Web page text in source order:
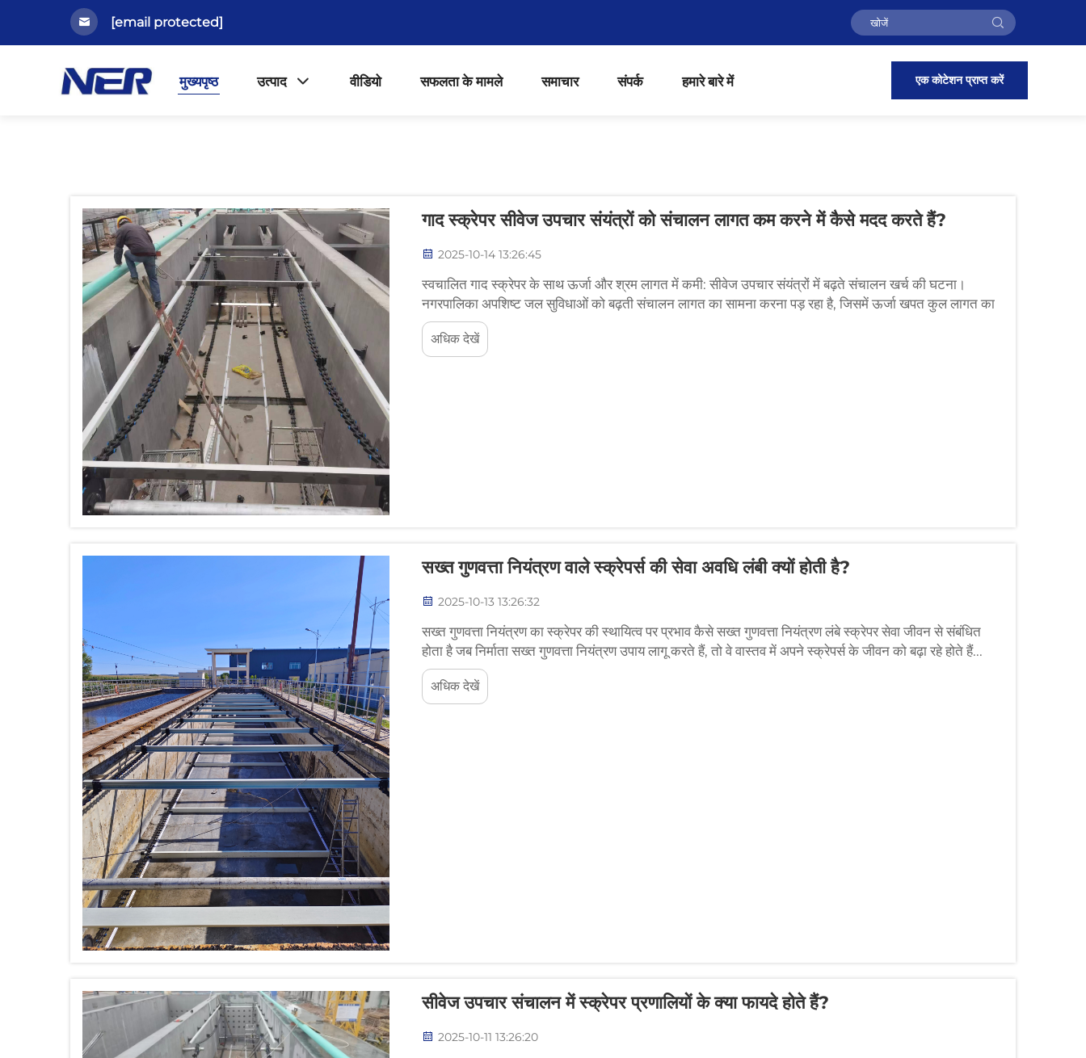
[email protected]
मुख्यपृष्ठ उत्पाद वीडियो सफलता के मामले समाचार संपर्क हमारे बारे में एक कोटेशन प्राप्त करें
गाद स्क्रेपर सीवेज उपचार संयंत्रों को संचालन लागत कम करने में कैसे मदद करते हैं?
2025-10-14 13:26:45
स्वचालित गाद स्क्रेपर के साथ ऊर्जा और श्रम लागत में कमी: सीवेज उपचार संयंत्रों में बढ़ते संचालन खर्च की घटना।
नगरपालिका अपशिष्ट जल सुविधाओं को बढ़ती संचालन लागत का सामना करना पड़ रहा है, जिसमें ऊर्जा खपत कुल लागत का
30-40% तक है...
अधिक देखें
सख्त गुणवत्ता नियंत्रण वाले स्क्रेपर्स की सेवा अवधि लंबी क्यों होती है?
2025-10-13 13:26:32
सख्त गुणवत्ता नियंत्रण का स्क्रेपर की स्थायित्व पर प्रभाव कैसे सख्त गुणवत्ता नियंत्रण लंबे स्क्रेपर सेवा जीवन से संबंधित
होता है जब निर्माता सख्त गुणवत्ता नियंत्रण उपाय लागू करते हैं, तो वे वास्तव में अपने स्क्रेपर्स के जीवन को बढ़ा रहे होते हैं...
अधिक देखें
सीवेज उपचार संचालन में स्क्रेपर प्रणालियों के क्या फायदे होते हैं?
2025-10-11 13:26:20